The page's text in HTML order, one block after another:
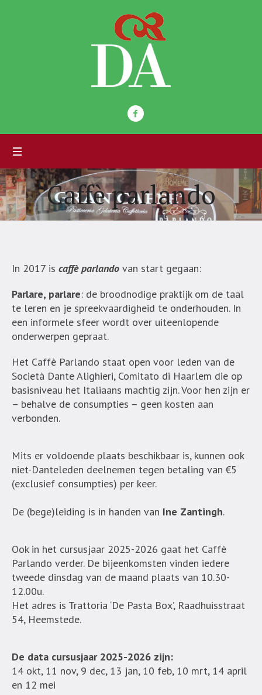
Caffè parlando
In 2017 is caffè parlando van start gegaan:
Parlare, parlare: de broodnodige praktijk om de taal
te leren en je spreekvaardigheid te onderhouden. In
een informele sfeer wordt over uiteenlopende
onderwerpen gepraat.
Het Caffè Parlando staat open voor leden van de
Società Dante Alighieri, Comitato di Haarlem die op
basisniveau het Italiaans machtig zijn. Voor hen zijn er
– behalve de consumpties – geen kosten aan
verbonden.
Mits er voldoende plaats beschikbaar is, kunnen ook
niet-Danteleden deelnemen tegen betaling van €5
(exclusief consumpties) per keer.
De (bege)leiding is in handen van Ine Zantingh.
Ook in het cursusjaar 2025-2026 gaat het Caffè
Parlando verder. De bijeenkomsten vinden iedere
tweede dinsdag van de maand plaats van 10.30-
12.00u.
Het adres is Trattoria ‘De Pasta Box’, Raadhuisstraat
54, Heemstede.
De data cursusjaar 2025-2026 zijn:
14 okt, 11 nov, 9 dec, 13 jan, 10 feb, 10 mrt, 14 april
en 12 mei